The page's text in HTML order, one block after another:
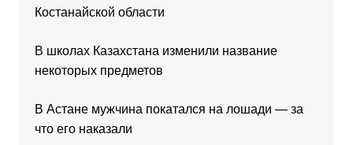
Костанайской области
В школах Казахстана изменили название
некоторых предметов
В Астане мужчина покатался на лошади — за
что его наказали